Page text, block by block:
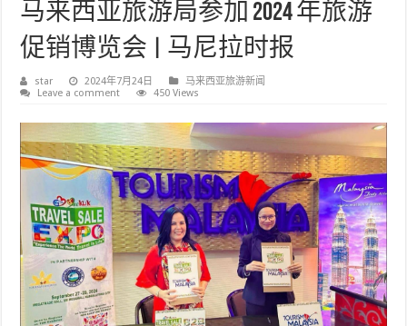
马来西亚旅游局参加 2024 年旅游
促销博览会 | 马尼拉时报
star 2024年7月24日
马来西亚旅游新闻
Leave a comment
450 Views